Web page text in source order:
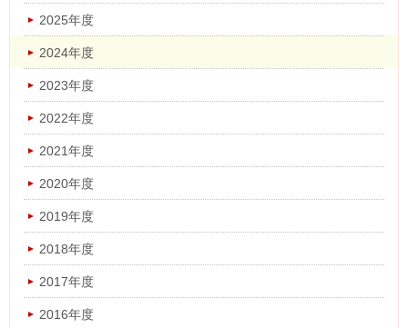
2025年度
2024年度
2023年度
2022年度
2021年度
2020年度
2019年度
2018年度
2017年度
2016年度